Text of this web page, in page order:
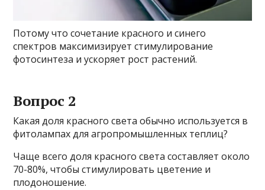
Потому что сочетание красного и синего
спектров максимизирует стимулирование
фотосинтеза и ускоряет рост растений.
Вопрос 2
Какая доля красного света обычно используется в
фитолампах для агропромышленных теплиц?
Чаще всего доля красного света составляет около
70-80%, чтобы стимулировать цветение и
плодоношение.